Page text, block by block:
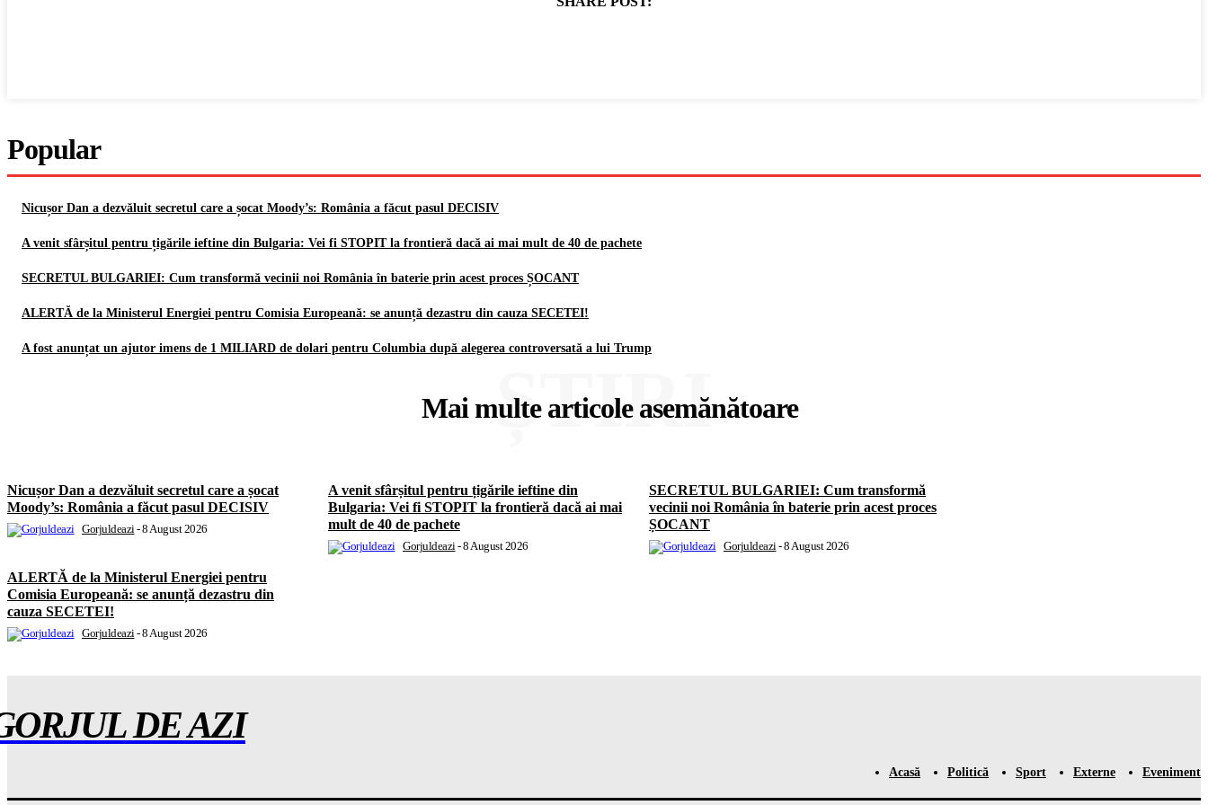
Popular
Nicușor Dan a dezvăluit secretul care a șocat Moody’s: România a făcut pasul DECISIV
A venit sfârșitul pentru țigările ieftine din Bulgaria: Vei fi STOPIT la frontieră dacă ai mai mult de 40 de pachete
SECRETUL BULGARIEI: Cum transformă vecinii noi România în baterie prin acest proces ȘOCANT
ALERTĂ de la Ministerul Energiei pentru Comisia Europeană: se anunță dezastru din cauza SECETEI!
A fost anunțat un ajutor imens de 1 MILIARD de dolari pentru Columbia după alegerea controversată a lui Trump
Mai multe articole asemănătoare
ȘTIRI
Nicușor Dan a dezvăluit secretul care a șocat
Moody’s: România a făcut pasul DECISIV
Gorjuldeazi -8 August 2026
A venit sfârșitul pentru țigările ieftine din
Bulgaria: Vei fi STOPIT la frontieră dacă ai mai
mult de 40 de pachete
Gorjuldeazi -8 August 2026
SECRETUL BULGARIEI: Cum transformă
vecinii noi România în baterie prin acest proces
ȘOCANT
Gorjuldeazi -8 August 2026
ALERTĂ de la Ministerul Energiei pentru
Comisia Europeană: se anunță dezastru din
cauza SECETEI!
Gorjuldeazi -8 August 2026
DE AZI
Acasă Politică Sport Externe Eveniment